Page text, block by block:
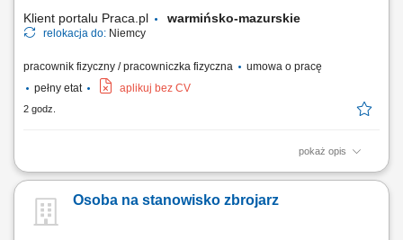
Klient portalu Praca.pl warmińsko-mazurskie
relokacja do: Niemcy
pracownik fizyczny / pracowniczka fizyczna
umowa o pracę
pełny etat
aplikuj bez CV
2 godz.
pokaż opis
Prace fizyczne związane z budową i demontażem konstrukcji
wysokościowych. Zabezpieczanie stanowisk pracy zgodnie z normami
budowlanymi.
Osoba na stanowisko zbrojarz